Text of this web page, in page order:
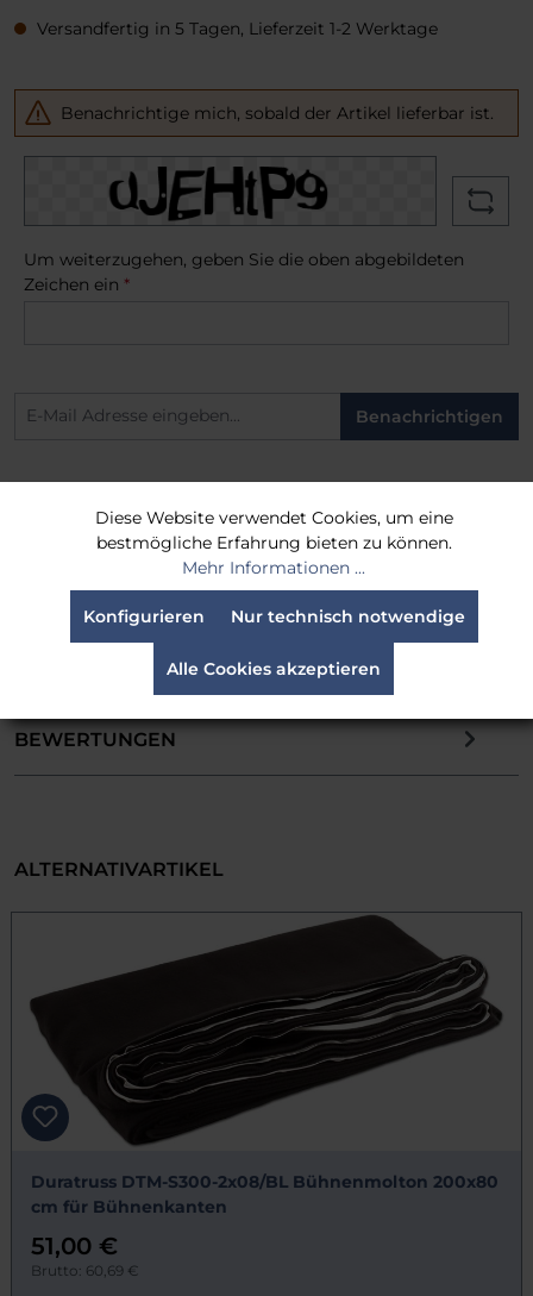
Versandfertig in 5 Tagen, Lieferzeit 1-2 Werktage
Benachrichtige mich, sobald der Artikel lieferbar ist.
Um weiterzugehen, geben Sie die oben abgebildeten
Zeichen ein *
Benachrichtigen
BESCHREIBUNG
Diese hochwertige Podestsch&uuml;rze aus
schwer entflammbarem B&uuml;hnenmolton
BEWERTUNGEN
ALTERNATIVARTIKEL
Duratruss DTM-S300-2x08/BL Bühnenmolton 200x80
cm für Bühnenkanten
51,00 €
Brutto: 60,69 €
Diese Website verwendet Cookies, um eine
bestmögliche Erfahrung bieten zu können.
Mehr Informationen ...
Nur technisch notwendige
Konfigurieren
Alle Cookies akzeptieren